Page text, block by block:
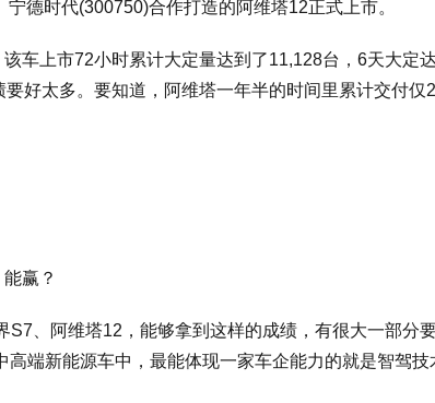
德时代(300750)合作打造的阿维塔12正式上市。
车上市72小时累计大定量达到了11,128台，6天大定
好太多。要知道，阿维塔一年半的时间里累计交付仅
赢？
S7、阿维塔12，能够拿到这样的成绩，有很大一部分
高端新能源车中，最能体现一家车企能力的就是智驾技